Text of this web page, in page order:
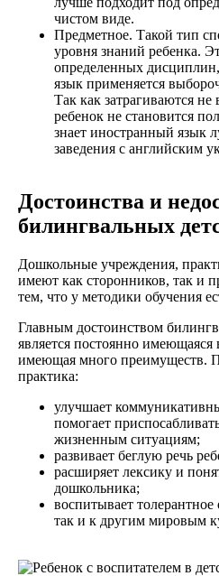
чистом виде.
Предметное. Такой тип
уровня знаний ребенка.
определенных
язык применяется
Так как затрагиваются не
ребенок не становится
знает иностранный язык
заведения с английским
Достоинства и
билингвальных
Дошкольные учреждения,
имеют как сторонников, так и
тем, что у методики обучения
Главным достоинством
является постоянно имеющаяся
имеющая много преимуществ.
практика:
улучшает
помогает
жизненным ситуациям;
развивает беглую речь
расширяет лексику и
дошкольника;
воспитывает
так и к другим мировым